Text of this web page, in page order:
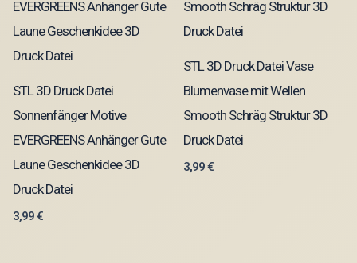
STL 3D Druck Datei
Sonnenfänger Motive
EVERGREENS Anhänger Gute
Laune Geschenkidee 3D
Druck Datei
3,99€
STL 3D Druck Datei Vase
Blumenvase mit Wellen
Smooth Schräg Struktur 3D
Druck Datei
3,99€